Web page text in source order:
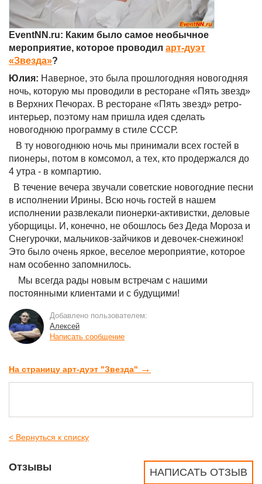
EventNN.ru: Каким было самое необычное
мероприятие, которое проводил арт-дуэт
«Звезда»?
Юлия: Наверное, это была прошлогодняя новогодняя
ночь, которую мы проводили в ресторане «Пять звезд»
в Верхних Печорах. В ресторане «Пять звезд» ретро-
интерьер, поэтому нам пришла идея сделать
новогоднюю программу в стиле СССР.
В ту новогоднюю ночь мы принимали всех гостей в
пионеры, потом в комсомол, а тех, кто продержался до
4 утра - в компартию.
В течение вечера звучали советские новогодние песни
в исполнении Ирины. Всю ночь гостей в нашем
исполнении развлекали пионерки-активистки, деловые
уборщицы. И, конечно, не обошлось без Деда Мороза и
Снегурочки, мальчиков-зайчиков и девочек-снежинок!
Это было очень яркое, веселое мероприятие, которое
нам особенно запомнилось.
Мы всегда рады новым встречам с нашими
постоянными клиентами и с будущими!
Добавлено пользователем:
Алексей
Написать сообщение
На страницу арт-дуэт "Звезда" →
< Вернуться к списку
НАПИСАТЬ ОТЗЫВ
Отзывы